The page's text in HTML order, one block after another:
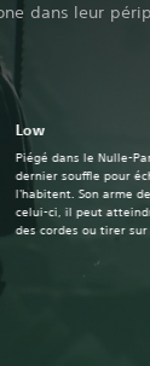
dans leur
Low
Piégé dans le Nulle-
dernier souffle pour
l'habitent. Son arme
celui-ci, il peut
des cordes ou tirer